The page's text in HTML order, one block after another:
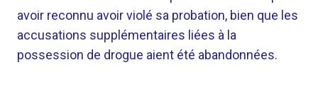
avoir reconnu avoir violé sa probation, bien que les
accusations supplémentaires liées à la
possession de drogue aient été abandonnées.